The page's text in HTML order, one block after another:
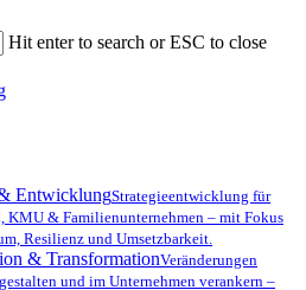
Hit enter to search or ESC to close
EntwicklungStrategieentwicklung für
KMU & Familienunternehmen – mit Fokus
Resilienz und Umsetzbarkeit.
& TransformationVeränderungen
und im Unternehmen verankern –